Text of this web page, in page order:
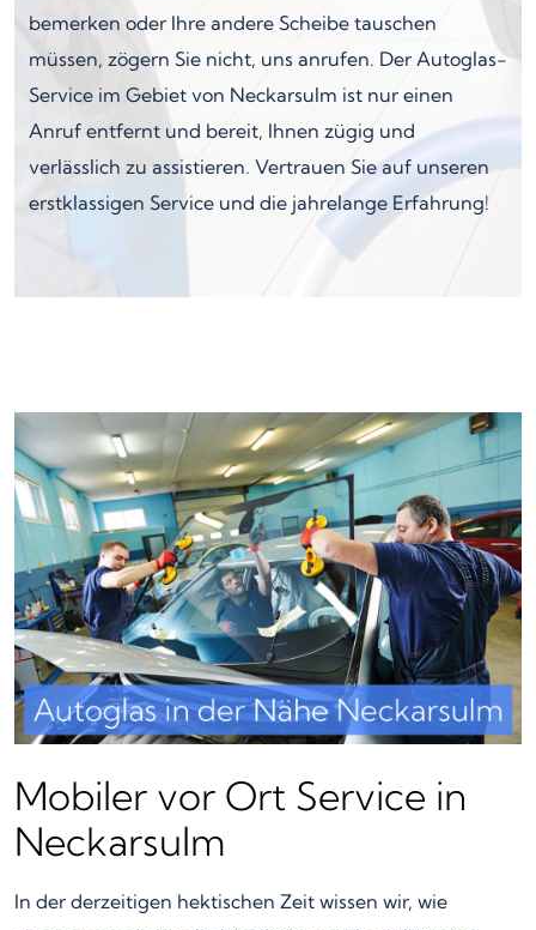
bemerken oder Ihre andere Scheibe tauschen
müssen, zögern Sie nicht, uns anrufen. Der Autoglas-
Service im Gebiet von Neckarsulm ist nur einen
Anruf entfernt und bereit, Ihnen zügig und
verlässlich zu assistieren. Vertrauen Sie auf unseren
erstklassigen Service und die jahrelange Erfahrung!
Mobiler vor Ort Service in
Neckarsulm
In der derzeitigen hektischen Zeit wissen wir, wie